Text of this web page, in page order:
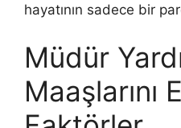
hayatının sadece bir
Müdür
Maaşlarını